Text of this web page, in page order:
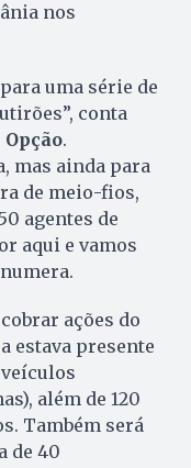
nos
uma série de
conta
.
mas ainda para
de meio-fios,
agentes de
aqui e vamos
ações do
estava presente
além de 120
Também será
de 40